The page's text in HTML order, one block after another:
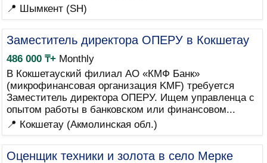
📍 Шымкент (SH)
Заместитель директора ОПЕРУ в Кокшетау
486 000 ₸+Monthly
В Кокшетауский филиал АО «КМФ Банк»
(микрофинансовая организация KMF) требуется
Заместитель директора ОПЕРУ. Ищем управленца с
опытом работы в банковском или финансовом...
📍 Кокшетау (Акмолинская обл.)
Оценщик техники и золота в село Мерке